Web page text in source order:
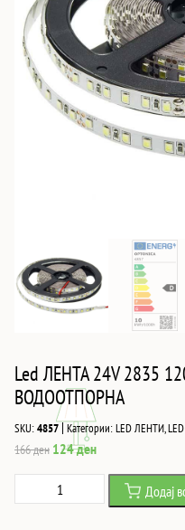
Led ЛЕНТА 24V 2835
ВОДООТПОРНА
SKU:4857|Категории:LED ЛЕНТИ,
166ден Original
was:
124денCurrent
price
124 ден.
ЛЕНТА
Додај